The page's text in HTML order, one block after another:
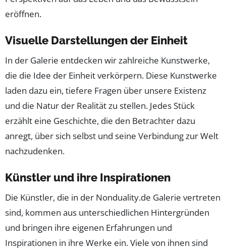
eröffnen.
Visuelle Darstellungen der Einheit
In der Galerie entdecken wir zahlreiche Kunstwerke,
die die Idee der Einheit verkörpern. Diese Kunstwerke
laden dazu ein, tiefere Fragen über unsere Existenz
und die Natur der Realität zu stellen. Jedes Stück
erzählt eine Geschichte, die den Betrachter dazu
anregt, über sich selbst und seine Verbindung zur Welt
nachzudenken.
Künstler und ihre Inspirationen
Die Künstler, die in der Nonduality.de Galerie vertreten
sind, kommen aus unterschiedlichen Hintergründen
und bringen ihre eigenen Erfahrungen und
Inspirationen in ihre Werke ein. Viele von ihnen sind